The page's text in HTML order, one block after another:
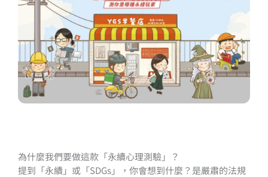
為什麼我們要做這款「永續心理測驗」？
提到「永續」或「SDGs」，你會想到什麼？是嚴肅的法規